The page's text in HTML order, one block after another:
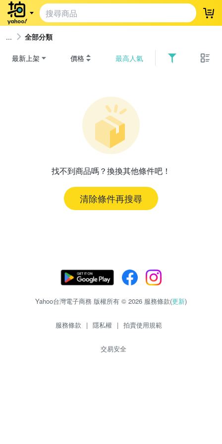
登
全部分類
最新上架 價格 最高人氣
找不到商品嗎？換換其他條件吧！
清除條件再搜尋
Yahoo台灣電子商務 版權所有 © 2026 服務條款(更新)
服務條款 | 隱私權 | 拍賣使用規範
交易安全